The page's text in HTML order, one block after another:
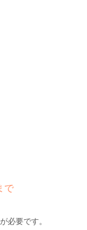
で
必要です。